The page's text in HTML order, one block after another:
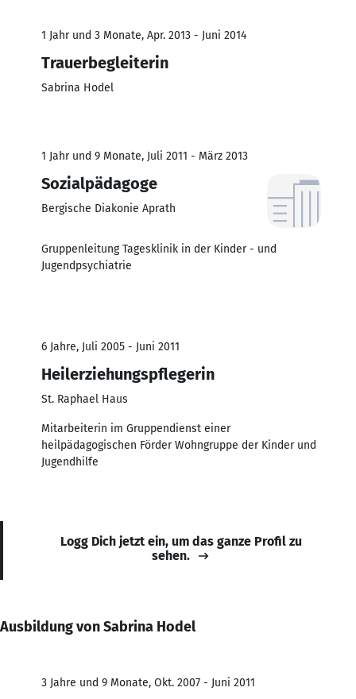
1 Jahr und 3 Monate, Apr. 2013 - Juni 2014
Trauerbegleiterin
Sabrina Hodel
1 Jahr und 9 Monate, Juli 2011 - März 2013
Sozialpädagoge
Bergische Diakonie Aprath
Gruppenleitung Tagesklinik in der Kinder - und
Jugendpsychiatrie
6 Jahre, Juli 2005 - Juni 2011
Heilerziehungspflegerin
St. Raphael Haus
Mitarbeiterin im Gruppendienst einer
heilpädagogischen Förder Wohngruppe der Kinder und
Jugendhilfe
Logg Dich jetzt ein, um das ganze Profil zu
sehen.
Ausbildung von Sabrina Hodel
3 Jahre und 9 Monate, Okt. 2007 - Juni 2011